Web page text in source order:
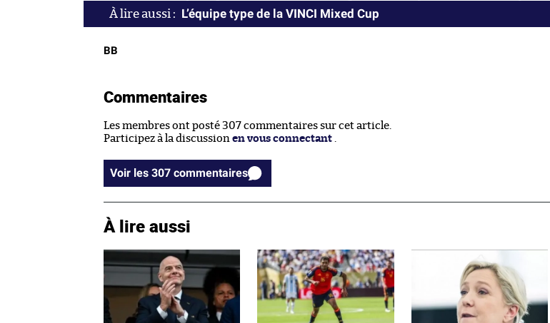
L’équipe type de la VINCI Mixed Cup
BB
Commentaires
Les membres ont posté 307 commentaires sur cet article.
Participez à la discussion en vous connectant .
Voir les 307 commentaires
À lire aussi